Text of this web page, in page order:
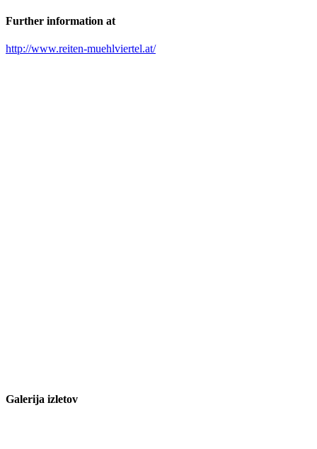
Further information at
http://www.reiten-muehlviertel.at/
Galerija izletov